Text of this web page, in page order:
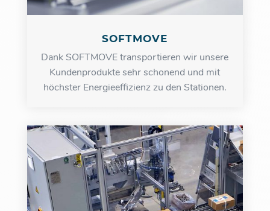
SOFTMOVE
Dank SOFTMOVE transportieren wir unsere
Kundenprodukte sehr schonend und mit
höchster Energieeffizienz zu den Stationen.